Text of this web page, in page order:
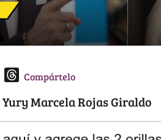
a
i
T
r
e
Compártelo
Marcela Rojas Giraldo